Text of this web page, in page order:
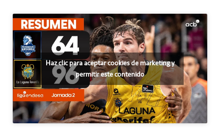
Haz clic para aceptar cookies de marketing y
permitir este contenido